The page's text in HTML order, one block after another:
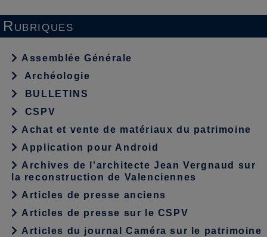
Rubriques
Assemblée Générale
Archéologie
BULLETINS
CSPV
Achat et vente de matériaux du patrimoine
Application pour Android
Archives de l'architecte Jean Vergnaud sur
la reconstruction de Valenciennes
Articles de presse anciens
Articles de presse sur le CSPV
Articles du journal Caméra sur le patrimoine